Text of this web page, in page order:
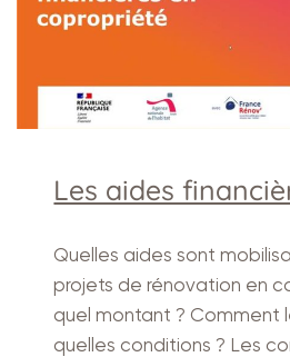
Les aides
Quelles aides sont
projets de rénovation en
quel montant ? Comment
quelles conditions ? Les